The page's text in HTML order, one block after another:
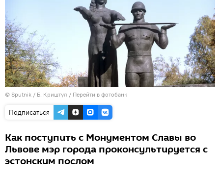
© Sputnik / Б. Криштул / Перейти в фотобанк
Подписаться
Как поступить с Монументом Славы во
Львове мэр города проконсультируется с
эстонским послом